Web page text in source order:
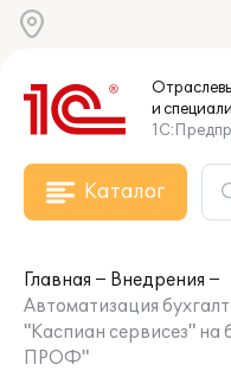
и
Каталог
Главная
Внедрения
Автоматизация
"Каспиан сервисез" на
ПРОФ"